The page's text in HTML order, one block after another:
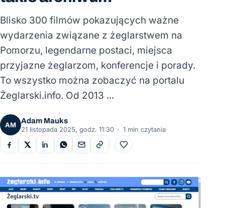
Blisko 300 filmów pokazujących ważne
wydarzenia związane z żeglarstwem na
Pomorzu, legendarne postaci, miejsca
przyjazne żeglarzom, konferencje i porady.
To wszystko można zobaczyć na portalu
Żeglarski.info. Od 2013 …
AM
Adam Mauks
21 listopada 2025, godz. 11:30 · 1 min czytania
Do ulubionych